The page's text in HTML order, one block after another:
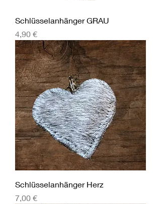
Schlüsselanhänger GRAU
Preis
4,90 €
Schlüsselanhänger Herz
Preis
7,00 €